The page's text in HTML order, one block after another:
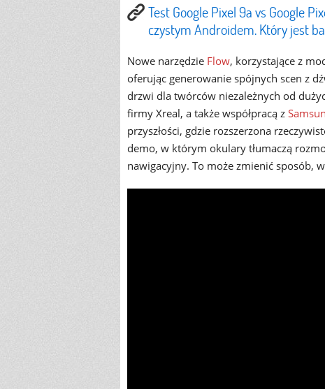
Test Google Pixel 9a vs Google
czystym Androidem. Który jest
Nowe narzędzie Flow, korzystające z
oferując generowanie spójnych scen z
drzwi dla twórców niezależnych od
firmy Xreal, a także współpracą z
przyszłości, gdzie rozszerzona
demo, w którym okulary tłumaczą
nawigacyjny. To może zmienić sposób,